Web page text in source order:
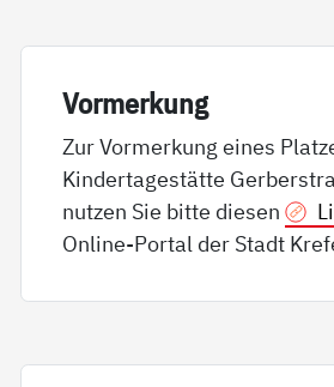
Vor­mer­kung
Zur Vormerkung eines
Kindertagestätte
nutzen Sie bitte diesen
Online-Portal der Stadt